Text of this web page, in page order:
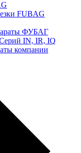
FUBAG
ФУБАГ
IN, IR, IQ
компании